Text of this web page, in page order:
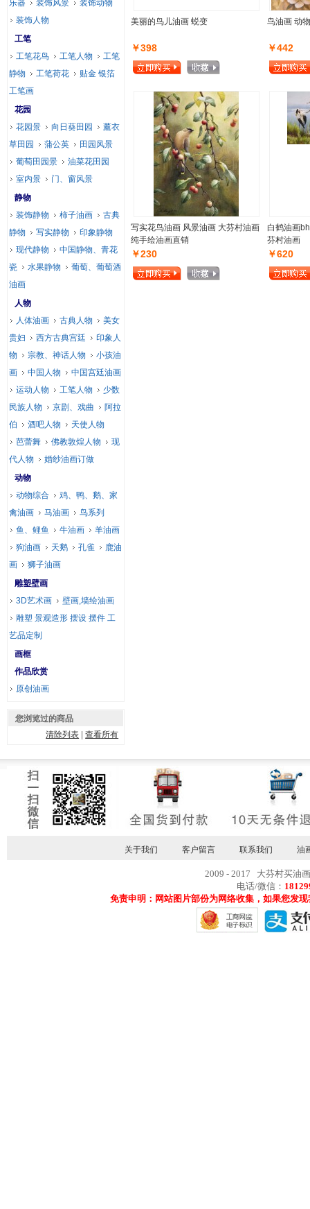
美丽的鸟儿油画 蜕变
￥398
鸟油画 动
￥442
写实花鸟油画 风景油画 大芬村油画
纯手绘油画直销
￥230
白鹤油画
芬村油画
￥620
乐器 装饰风景
装饰动物
装饰人物
工笔
工笔花鸟
工笔人物
工笔
静物
工笔荷花
贴金 银箔
工笔画
花园
花园景
向日葵田园
薰衣
草田园
蒲公英
田园风景
葡萄田园景
油菜花田园
室内景
门、窗风景
静物
装饰静物
柿子油画
古典
静物
写实静物
印象静物
现代静物
中国静物、青花
瓷
水果静物
葡萄、葡萄酒
油画
人物
人体油画
古典人物
美女
贵妇
西方古典宫廷
印象人
物
宗教、神话人物
小孩油
画
中国人物
中国宫廷油画
运动人物
工笔人物
少数
民族人物
京剧、戏曲
阿拉
伯
酒吧人物
天使人物
芭蕾舞
佛教敦煌人物
现
代人物
婚纱油画订做
动物
动物综合
鸡、鸭、鹅、家
禽油画
马油画
鸟系列
鱼、鲤鱼
牛油画
羊油画
狗油画
天鹅 孔雀
鹿油
画
狮子油画
雕塑壁画
3D艺术画
壁画,墙绘油画
雕塑 景观造形 摆设 摆件 工
艺品定制
画框
作品欣赏
原创油画
您浏览过的商品
清除列表 |查看所有
关于我们 客户留言 联系我们 油
2009 - 2017 大芬村买油
电话/微信：
免责申明：网站图片部份为网络收集，如果您发